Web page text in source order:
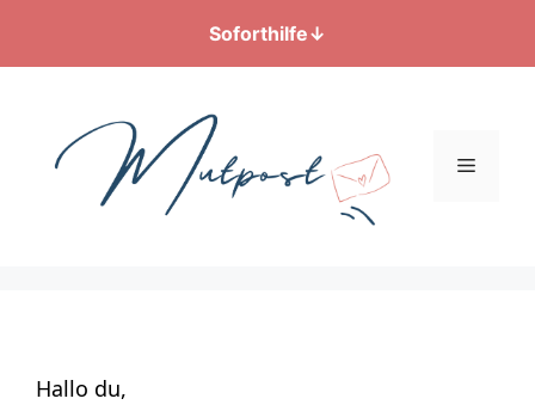
Soforthilfe↓
springen
Menü
Hallo du,